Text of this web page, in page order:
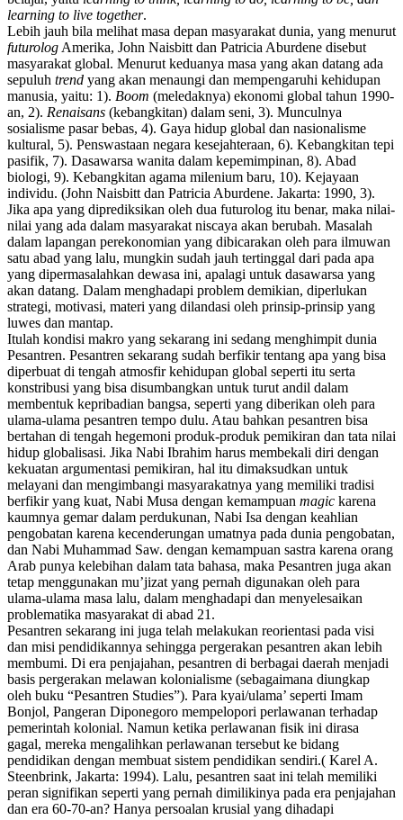
learning to live together.
Lebih jauh bila melihat masa depan masyarakat dunia, yang menurut
futurolog Amerika, John Naisbitt dan Patricia Aburdene disebut
masyarakat global. Menurut keduanya masa yang akan datang ada
sepuluh trend yang akan menaungi dan mempengaruhi kehidupan
manusia, yaitu: 1). Boom (meledaknya) ekonomi global tahun 1990-
an, 2). Renaisans (kebangkitan) dalam seni, 3). Munculnya
sosialisme pasar bebas, 4). Gaya hidup global dan nasionalisme
kultural, 5). Penswastaan negara kesejahteraan, 6). Kebangkitan tepi
pasifik, 7). Dasawarsa wanita dalam kepemimpinan, 8). Abad
biologi, 9). Kebangkitan agama milenium baru, 10). Kejayaan
individu. (John Naisbitt dan Patricia Aburdene. Jakarta: 1990, 3).
Jika apa yang diprediksikan oleh dua futurolog itu benar, maka nilai-
nilai yang ada dalam masyarakat niscaya akan berubah. Masalah
dalam lapangan perekonomian yang dibicarakan oleh para ilmuwan
satu abad yang lalu, mungkin sudah jauh tertinggal dari pada apa
yang dipermasalahkan dewasa ini, apalagi untuk dasawarsa yang
akan datang. Dalam menghadapi problem demikian, diperlukan
strategi, motivasi, materi yang dilandasi oleh prinsip-prinsip yang
luwes dan mantap.
Itulah kondisi makro yang sekarang ini sedang menghimpit dunia
Pesantren. Pesantren sekarang sudah berfikir tentang apa yang bisa
diperbuat di tengah atmosfir kehidupan global seperti itu serta
konstribusi yang bisa disumbangkan untuk turut andil dalam
membentuk kepribadian bangsa, seperti yang diberikan oleh para
ulama-ulama pesantren tempo dulu. Atau bahkan pesantren bisa
bertahan di tengah hegemoni produk-produk pemikiran dan tata nilai
hidup globalisasi. Jika Nabi Ibrahim harus membekali diri dengan
kekuatan argumentasi pemikiran, hal itu dimaksudkan untuk
melayani dan mengimbangi masyarakatnya yang memiliki tradisi
berfikir yang kuat, Nabi Musa dengan kemampuan magic karena
kaumnya gemar dalam perdukunan, Nabi Isa dengan keahlian
pengobatan karena kecenderungan umatnya pada dunia pengobatan,
dan Nabi Muhammad Saw. dengan kemampuan sastra karena orang
Arab punya kelebihan dalam tata bahasa, maka Pesantren juga akan
tetap menggunakan mu’jizat yang pernah digunakan oleh para
ulama-ulama masa lalu, dalam menghadapi dan menyelesaikan
problematika masyarakat di abad 21.
Pesantren sekarang ini juga telah melakukan reorientasi pada visi
dan misi pendidikannya sehingga pergerakan pesantren akan lebih
membumi. Di era penjajahan, pesantren di berbagai daerah menjadi
basis pergerakan melawan kolonialisme (sebagaimana diungkap
oleh buku “Pesantren Studies”). Para kyai/ulama’ seperti Imam
Bonjol, Pangeran Diponegoro mempelopori perlawanan terhadap
pemerintah kolonial. Namun ketika perlawanan fisik ini dirasa
gagal, mereka mengalihkan perlawanan tersebut ke bidang
pendidikan dengan membuat sistem pendidikan sendiri.( Karel A.
Steenbrink, Jakarta: 1994). Lalu, pesantren saat ini telah memiliki
peran signifikan seperti yang pernah dimilikinya pada era penjajahan
dan era 60-70-an? Hanya persoalan krusial yang dihadapi